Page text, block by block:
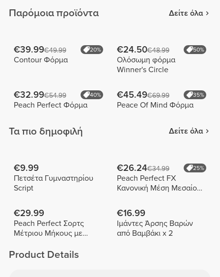
Παρόμοια προϊόντα Δείτε όλα
€39.99€49.99 20%
Contour Φόρμα
€24.50€48.99 50%
Ολόσωμη φόρμα
Winner's Circle
€32.99€54.99 40%
Peach Perfect Φόρμα
€45.49€69.99 35%
Peace Of Mind Φόρμα
Τα πιο δημοφιλή Δείτε όλα
€9.99
Πετσέτα Γυμναστηρίου
Script
€26.24€34.99 25%
Peach Perfect FX
Κανονική Μέση Μεσαίου
€29.99
Peach Perfect Σορτς
Μέτριου Μήκους με
€16.99
Ιμάντες Άρσης Βαρών
από Βαμβάκι x 2
Product Details